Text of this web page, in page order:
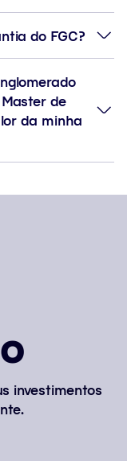
do FGC?
de
da minha
investimentos